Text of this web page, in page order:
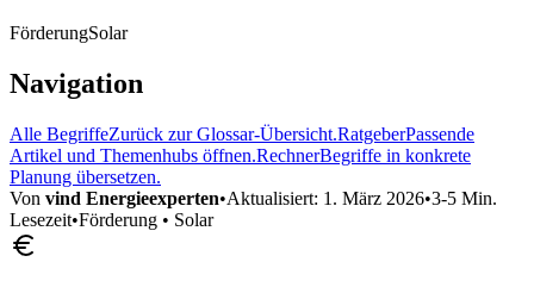
FörderungSolar
Navigation
Alle BegriffeZurück zur Glossar-Übersicht.RatgeberPassende
Artikel und Themenhubs öffnen.RechnerBegriffe in konkrete
Planung übersetzen.
Von vind Energieexperten•Aktualisiert: 1. März 2026•3-5 Min.
Lesezeit•Förderung • Solar